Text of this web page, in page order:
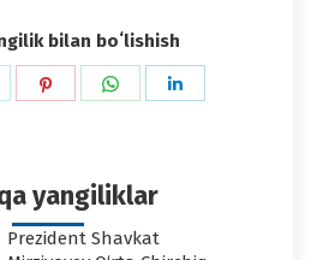
bilan boʻlishish
Share
Share
Share
yangiliklar
Prezident Shavkat